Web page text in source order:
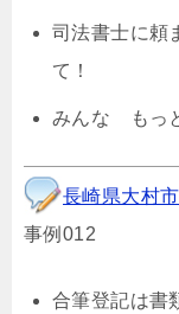
司法書士に頼
て！
みんな もっ
長崎県大村
事例012
合筆登記は書